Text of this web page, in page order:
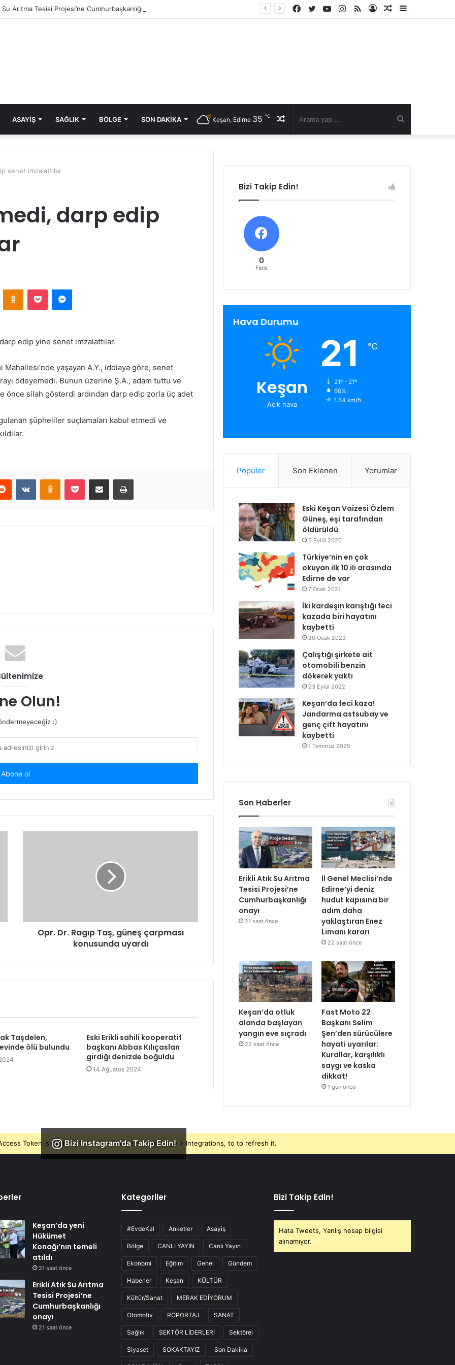
Arıtma Tesisi Projesi’ne Cumhurbaşkanlığı onayı
Kenar
Rastgele
Kayıt
RSS
Instagram
YouTube
Twitter
Facebook
ASAYIŞ SAĞLIK BÖLGE SON DAKIKA Rastgele
Keşan, Edirne 35 ℃
senet imzalattılar
darp edip
Odnoklassniki
Pocket Messenger
edip yine senet imzalattılar.
yaşayan A.Y., iddiaya göre, senet
ödeyemedi. Bunun üzerine Ş.A., adam tuttu ve
önce silah gösterdi ardından darp edip zorla üç adet
şüpheliler suçlamaları kabul etmedi ve
Reddit VKontakteOdnoklassniki
Pocket E-Posta ile paylaş Yazdır
Olun!
:)
Opr. Dr. Ragıp Taş, güneş çarpması
konusunda uyardı
Taşdelen,
ölü bulundu
Eski Erikli sahili kooperatif
başkanı Abbas Kılıçaslan
girdiği denizde boğuldu
14 Ağustos 2024
Bizi Takip Edin!
0
Fans
Hava Durumu
Keşan
Açık hava
21 ℃
21º - 21º
60%
1.54 km/h
Popüler Son Eklenen Yorumlar
Eski Keşan Vaizesi Özlem
Güneş, eşi tarafından
öldürüldü
5 Eylül 2020
Türkiye’nin en çok
okuyan ilk 10 ili arasında
Edirne de var
7 Ocak 2021
İki kardeşin karıştığı feci
kazada biri hayatını
kaybetti
20 Ocak 2023
Çalıştığı şirkete ait
otomobili benzin
dökerek yaktı
23 Eylül 2022
Keşan’da feci kaza!
Jandarma astsubay ve
genç çift hayatını
kaybetti
1 Temmuz 2025
Son Haberler
Erikli Atık Su Arıtma
Tesisi Projesi’ne
Cumhurbaşkanlığı
onayı
21 saat önce
İl Genel Meclisi’nde
Edirne’yi deniz
hudut kapısına bir
adım daha
yaklaştıran Enez
Limanı kararı
22 saat önce
Keşan’da otluk
alanda başlayan
yangın eve sıçradı
22 saat önce
Fast Moto 22
Başkanı Selim
Şen’den sürücülere
hayati uyarılar:
Kurallar, karşılıklı
saygı ve kaska
dikkat!
1 gün önce
Bizi Instagram'da Takip Edin!
Token is expired, Go to the Theme options page > Integrations, to to refresh it.
Keşan’da yeni
Hükümet
Konağı’nın temeli
atıldı
21 saat önce
Erikli Atık Su Arıtma
Tesisi Projesi’ne
Cumhurbaşkanlığı
onayı
21 saat önce
Kategoriler
#EvdeKal Anketler Asayiş
Bölge CANLI YAYIN Canlı Yayın
Ekonomi Eğitim Genel Gündem
Haberler Keşan KÜLTÜR
Kültür/Sanat MERAK EDİYORUM
Otomotiv RÖPORTAJ SANAT
Sağlık SEKTÖR LİDERLERİ Sektörel
Siyaset SOKAKTAYIZ Son Dakika
Bizi Takip Edin!
Hata Tweets, Yanlış hesap bilgisi
alınamıyor.